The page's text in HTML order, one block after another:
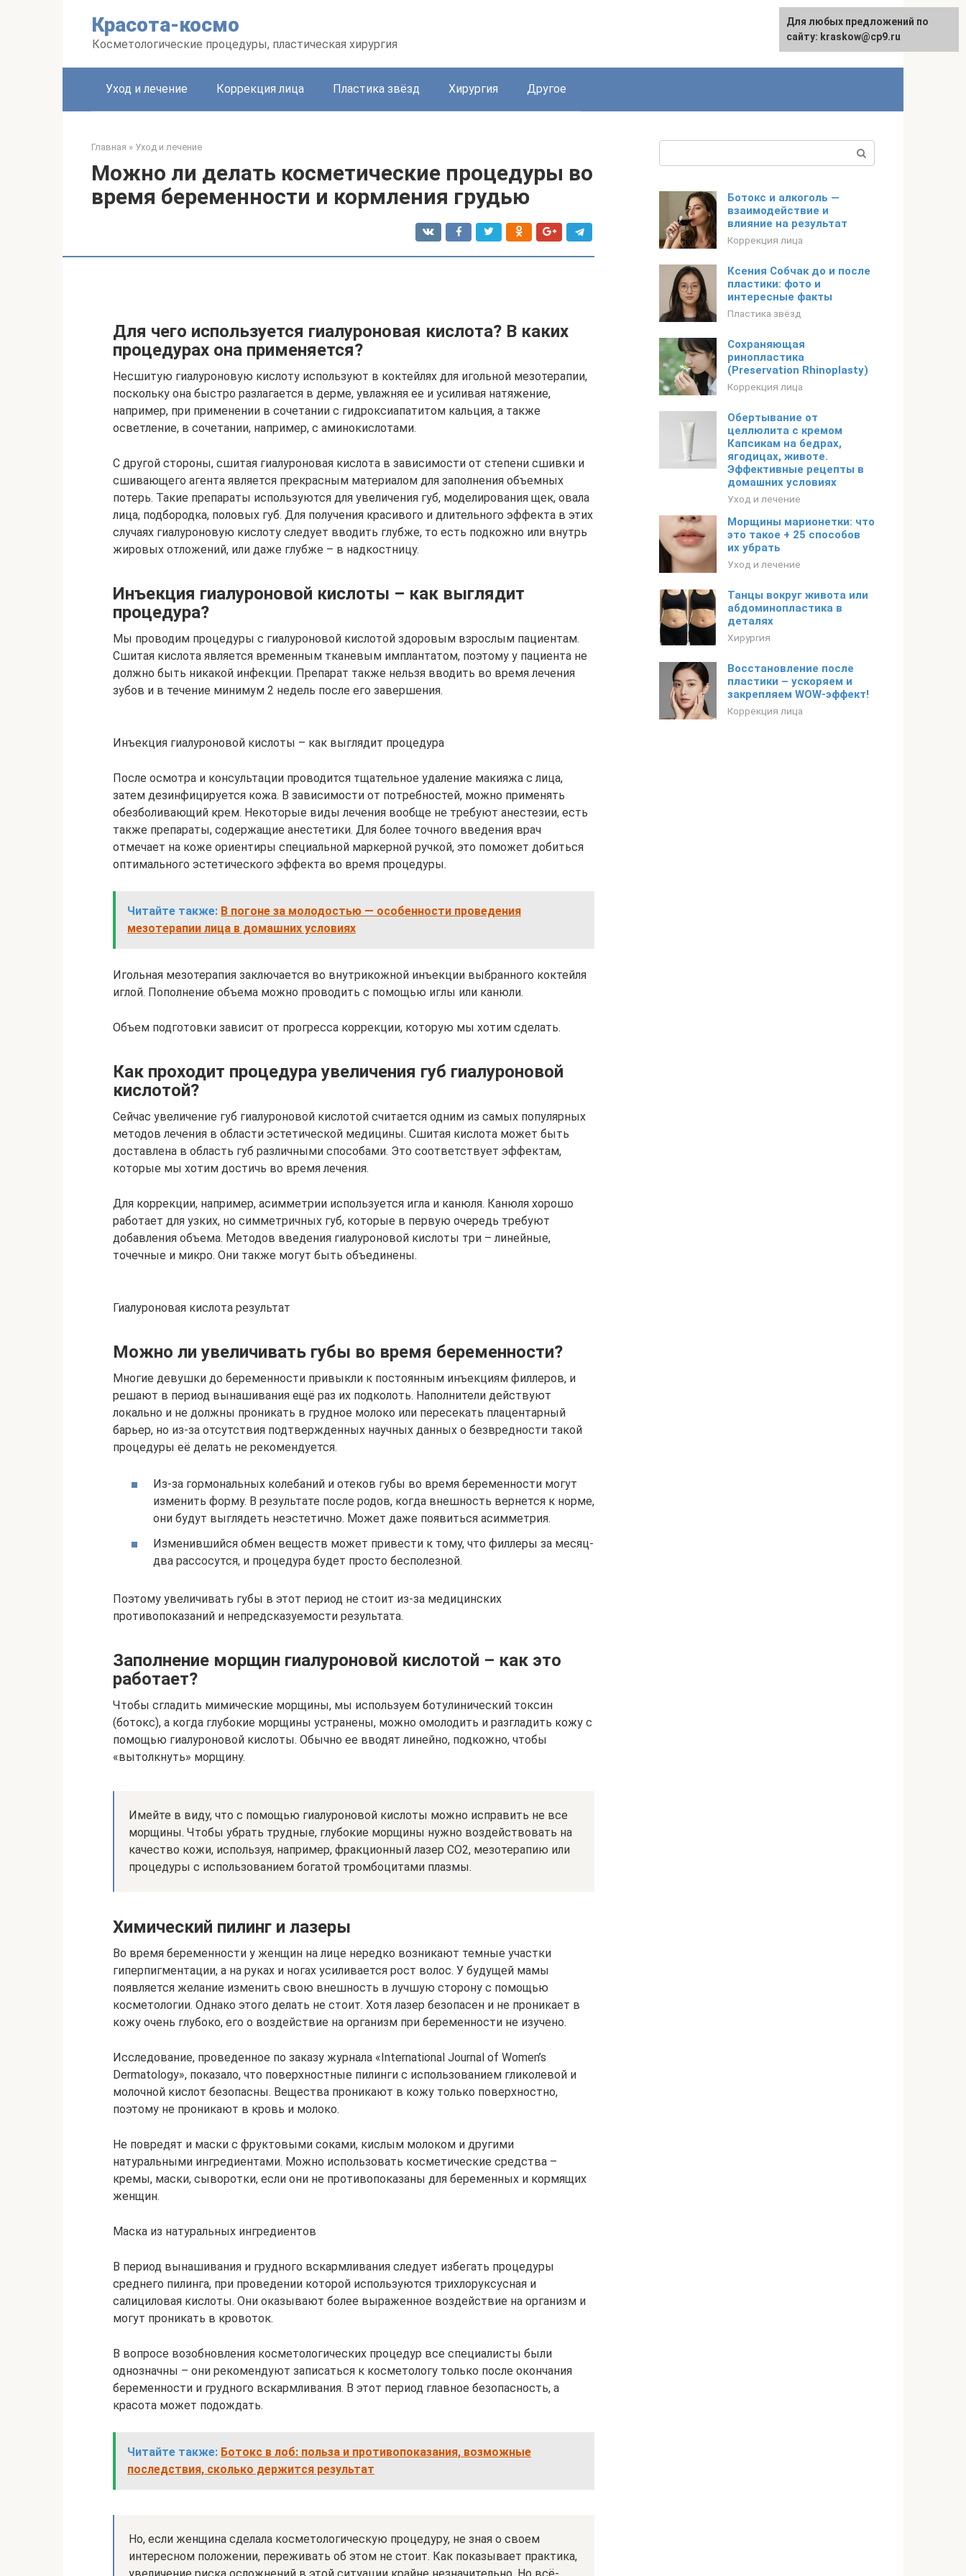
Красота-космо
Косметологические процедуры, пластическая хирургия
Уход и лечение Коррекция лица Пластика звёзд Хирургия Другое
Главная » Уход и лечение
Можно ли делать косметические процедуры во
время беременности и кормления грудью
Для чего используется гиалуроновая кислота? В каких
процедурах она применяется?
Несшитую гиалуроновую кислоту используют в коктейлях для игольной мезотерапии,
поскольку она быстро разлагается в дерме, увлажняя ее и усиливая натяжение,
например, при применении в сочетании с гидроксиапатитом кальция, а также
осветление, в сочетании, например, с аминокислотами.
С другой стороны, сшитая гиалуроновая кислота в зависимости от степени сшивки и
сшивающего агента является прекрасным материалом для заполнения объемных
потерь. Такие препараты используются для увеличения губ, моделирования щек, овала
лица, подбородка, половых губ. Для получения красивого и длительного эффекта в этих
случаях гиалуроновую кислоту следует вводить глубже, то есть подкожно или внутрь
жировых отложений, или даже глубже – в надкостницу.
Инъекция гиалуроновой кислоты – как выглядит
процедура?
Мы проводим процедуры с гиалуроновой кислотой здоровым взрослым пациентам.
Сшитая кислота является временным тканевым имплантатом, поэтому у пациента не
должно быть никакой инфекции. Препарат также нельзя вводить во время лечения
зубов и в течение минимум 2 недель после его завершения.
Инъекция гиалуроновой кислоты – как выглядит процедура
После осмотра и консультации проводится тщательное удаление макияжа с лица,
затем дезинфицируется кожа. В зависимости от потребностей, можно применять
обезболивающий крем. Некоторые виды лечения вообще не требуют анестезии, есть
также препараты, содержащие анестетики. Для более точного введения врач
отмечает на коже ориентиры специальной маркерной ручкой, это поможет добиться
оптимального эстетического эффекта во время процедуры.
Читайте также: В погоне за молодостью — особенности проведения
мезотерапии лица в домашних условиях
Игольная мезотерапия заключается во внутрикожной инъекции выбранного коктейля
иглой. Пополнение объема можно проводить с помощью иглы или канюли.
Объем подготовки зависит от прогресса коррекции, которую мы хотим сделать.
Как проходит процедура увеличения губ гиалуроновой
кислотой?
Сейчас увеличение губ гиалуроновой кислотой считается одним из самых популярных
методов лечения в области эстетической медицины. Сшитая кислота может быть
доставлена в область губ различными способами. Это соответствует эффектам,
которые мы хотим достичь во время лечения.
Для коррекции, например, асимметрии используется игла и канюля. Канюля хорошо
работает для узких, но симметричных губ, которые в первую очередь требуют
добавления объема. Методов введения гиалуроновой кислоты три – линейные,
точечные и микро. Они также могут быть объединены.
Гиалуроновая кислота результат
Можно ли увеличивать губы во время беременности?
Многие девушки до беременности привыкли к постоянным инъекциям филлеров, и
решают в период вынашивания ещё раз их подколоть. Наполнители действуют
локально и не должны проникать в грудное молоко или пересекать плацентарный
барьер, но из-за отсутствия подтвержденных научных данных о безвредности такой
процедуры её делать не рекомендуется.
Из-за гормональных колебаний и отеков губы во время беременности могут
изменить форму. В результате после родов, когда внешность вернется к норме,
они будут выглядеть неэстетично. Может даже появиться асимметрия.
Изменившийся обмен веществ может привести к тому, что филлеры за месяц-
два рассосутся, и процедура будет просто бесполезной.
Поэтому увеличивать губы в этот период не стоит из-за медицинских
противопоказаний и непредсказуемости результата.
Заполнение морщин гиалуроновой кислотой – как это
работает?
Чтобы сгладить мимические морщины, мы используем ботулинический токсин
(ботокс), а когда глубокие морщины устранены, можно омолодить и разгладить кожу с
помощью гиалуроновой кислоты. Обычно ее вводят линейно, подкожно, чтобы
«вытолкнуть» морщину.
Имейте в виду, что с помощью гиалуроновой кислоты можно исправить не все
морщины. Чтобы убрать трудные, глубокие морщины нужно воздействовать на
качество кожи, используя, например, фракционный лазер CO2, мезотерапию или
процедуры с использованием богатой тромбоцитами плазмы.
Химический пилинг и лазеры
Во время беременности у женщин на лице нередко возникают темные участки
гиперпигментации, а на руках и ногах усиливается рост волос. У будущей мамы
появляется желание изменить свою внешность в лучшую сторону с помощью
косметологии. Однако этого делать не стоит. Хотя лазер безопасен и не проникает в
кожу очень глубоко, его о воздействие на организм при беременности не изучено.
Исследование, проведенное по заказу журнала «International Journal of Women’s
Dermatology», показало, что поверхностные пилинги с использованием гликолевой и
молочной кислот безопасны. Вещества проникают в кожу только поверхностно,
поэтому не проникают в кровь и молоко.
Не повредят и маски с фруктовыми соками, кислым молоком и другими
натуральными ингредиентами. Можно использовать косметические средства –
кремы, маски, сыворотки, если они не противопоказаны для беременных и кормящих
женщин.
Маска из натуральных ингредиентов
В период вынашивания и грудного вскармливания следует избегать процедуры
среднего пилинга, при проведении которой используются трихлоруксусная и
салициловая кислоты. Они оказывают более выраженное воздействие на организм и
могут проникать в кровоток.
В вопросе возобновления косметологических процедур все специалисты были
однозначны – они рекомендуют записаться к косметологу только после окончания
беременности и грудного вскармливания. В этот период главное безопасность, а
красота может подождать.
Читайте также: Ботокс в лоб: польза и противопоказания, возможные
последствия, сколько держится результат
Но, если женщина сделала косметологическую процедуру, не зная о своем
интересном положении, переживать об этом не стоит. Как показывает практика,
Ботокс и алкоголь —
взаимодействие и
влияние на результат
Коррекция лица
Ксения Собчак до и после
пластики: фото и
интересные факты
Пластика звёзд
Сохраняющая
ринопластика
(Preservation Rhinoplasty)
Коррекция лица
Обертывание от
целлюлита с кремом
Капсикам на бедрах,
ягодицах, животе.
Эффективные рецепты в
домашних условиях
Уход и лечение
Морщины марионетки: что
это такое + 25 способов
их убрать
Уход и лечение
Танцы вокруг живота или
абдоминопластика в
деталях
Хирургия
Восстановление после
пластики – ускоряем и
закрепляем WOW-эффект!
Коррекция лица
Для любых предложений по
сайту: kraskow@cp9.ru